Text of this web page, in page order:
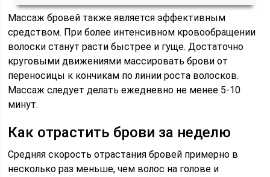
Массаж бровей также является эффективным
средством. При более интенсивном кровообращении
волоски станут расти быстрее и гуще. Достаточно
круговыми движениями массировать брови от
переносицы к кончикам по линии роста волосков.
Массаж следует делать ежедневно не менее 5-10
минут.
Как отрастить брови за неделю
Средняя скорость отрастания бровей примерно в
несколько раз меньше, чем волос на голове и